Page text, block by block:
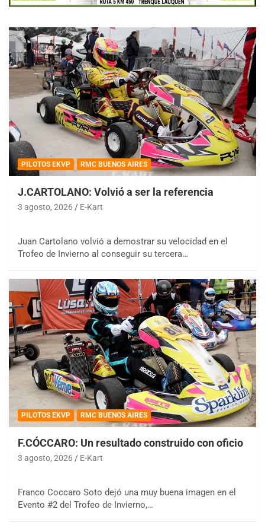
PILOTOS EKVP RMC BUENOS AIRES
J.CARTOLANO: Volvió a ser la referencia
3 agosto, 2026 E-Kart
Juan Cartolano volvió a demostrar su velocidad en el
Trofeo de Invierno al conseguir su tercera…
PILOTOS EKVP RMC BUENOS AIRES
F.CÓCCARO: Un resultado construido con oficio
3 agosto, 2026 E-Kart
Franco Coccaro Soto dejó una muy buena imagen en el
Evento #2 del Trofeo de Invierno,…